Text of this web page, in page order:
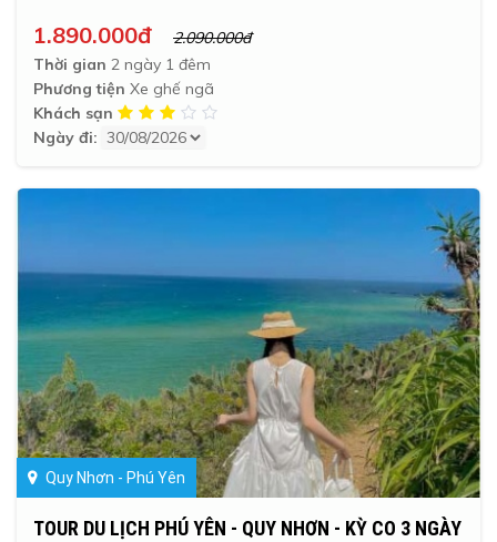
1.890.000đ
2.090.000đ
Thời gian 2 ngày 1 đêm
Phương tiện Xe ghế ngã
Khách sạn
Ngày đi:
Quy Nhơn - Phú Yên
TOUR DU LỊCH PHÚ YÊN - QUY NHƠN - KỲ CO 3 NGÀY